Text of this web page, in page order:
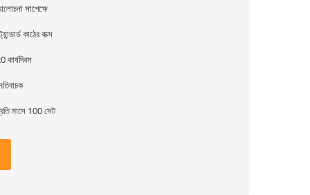
সাপেক্ষে
কাঠের বাক্স
কার্যদিবস
মাসে 100 সেট